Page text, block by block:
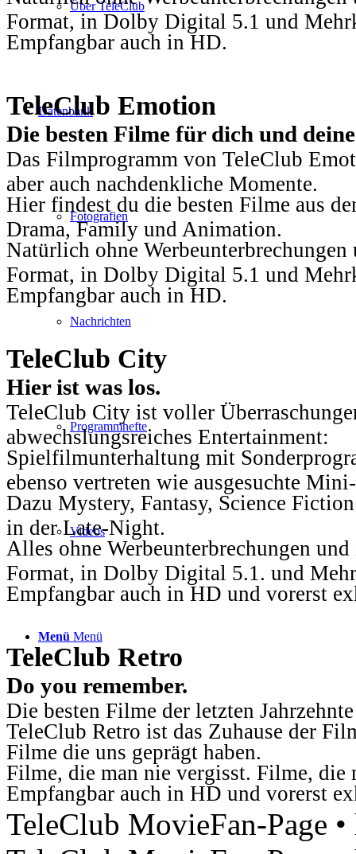
Über TeleClub
Datenbank
Fotografien
Nachrichten
Programmhefte
Videos
Menü Menü
Format, in Dolby Digital 5.1 und
Empfangbar auch in HD.
TeleClub Emotion
Die besten Filme für dich und
Das Filmprogramm von TeleClub
aber auch nachdenkliche Momente.
Hier findest du die besten Filme aus
Drama, Family und Animation.
Natürlich ohne
Format, in Dolby Digital 5.1 und
Empfangbar auch in HD.
TeleClub City
Hier ist was los.
TeleClub City ist voller
abwechslungsreiches Entertainment:
Spielfilmunterhaltung mit
ebenso vertreten wie ausgesuchte
Dazu Mystery, Fantasy, Science
in der Late-Night.
Alles ohne Werbeunterbrechungen
Format, in Dolby Digital 5.1. und
Empfangbar auch in HD und vorerst
TeleClub Retro
Do you remember.
Die besten Filme der letzten
TeleClub Retro ist das Zuhause der
Filme die uns geprägt haben.
Filme, die man nie vergisst. Filme, die
Empfangbar auch in HD und vorerst
TeleClub MovieFan-Page